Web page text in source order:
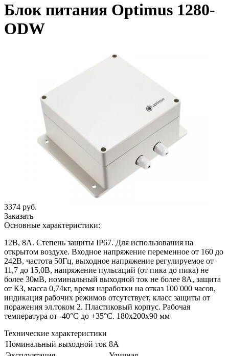
Блок питания Optimus 1280-
ODW
3374 руб.
Заказать
Основные характеристики:
12В, 8А. Степень защиты IP67. Для использования на
открытом воздухе. Входное напряжение переменное от 160 до
242В, частота 50Гц, выходное напряжение регулируемое от
11,7 до 15,0В, напряжение пульсаций (от пика до пика) не
более 30мВ, номинальный выходной ток не более 8А, защита
от КЗ, масса 0,74кг, время наработки на отказ 100 000 часов,
индикация рабочих режимов отсутствует, класс защиты от
поражения эл.током 2. Пластиковый корпус. Рабочая
температура от -40°С до +35°С. 180х200х90 мм
Технические характеристики
Номинальный выходной ток 8А